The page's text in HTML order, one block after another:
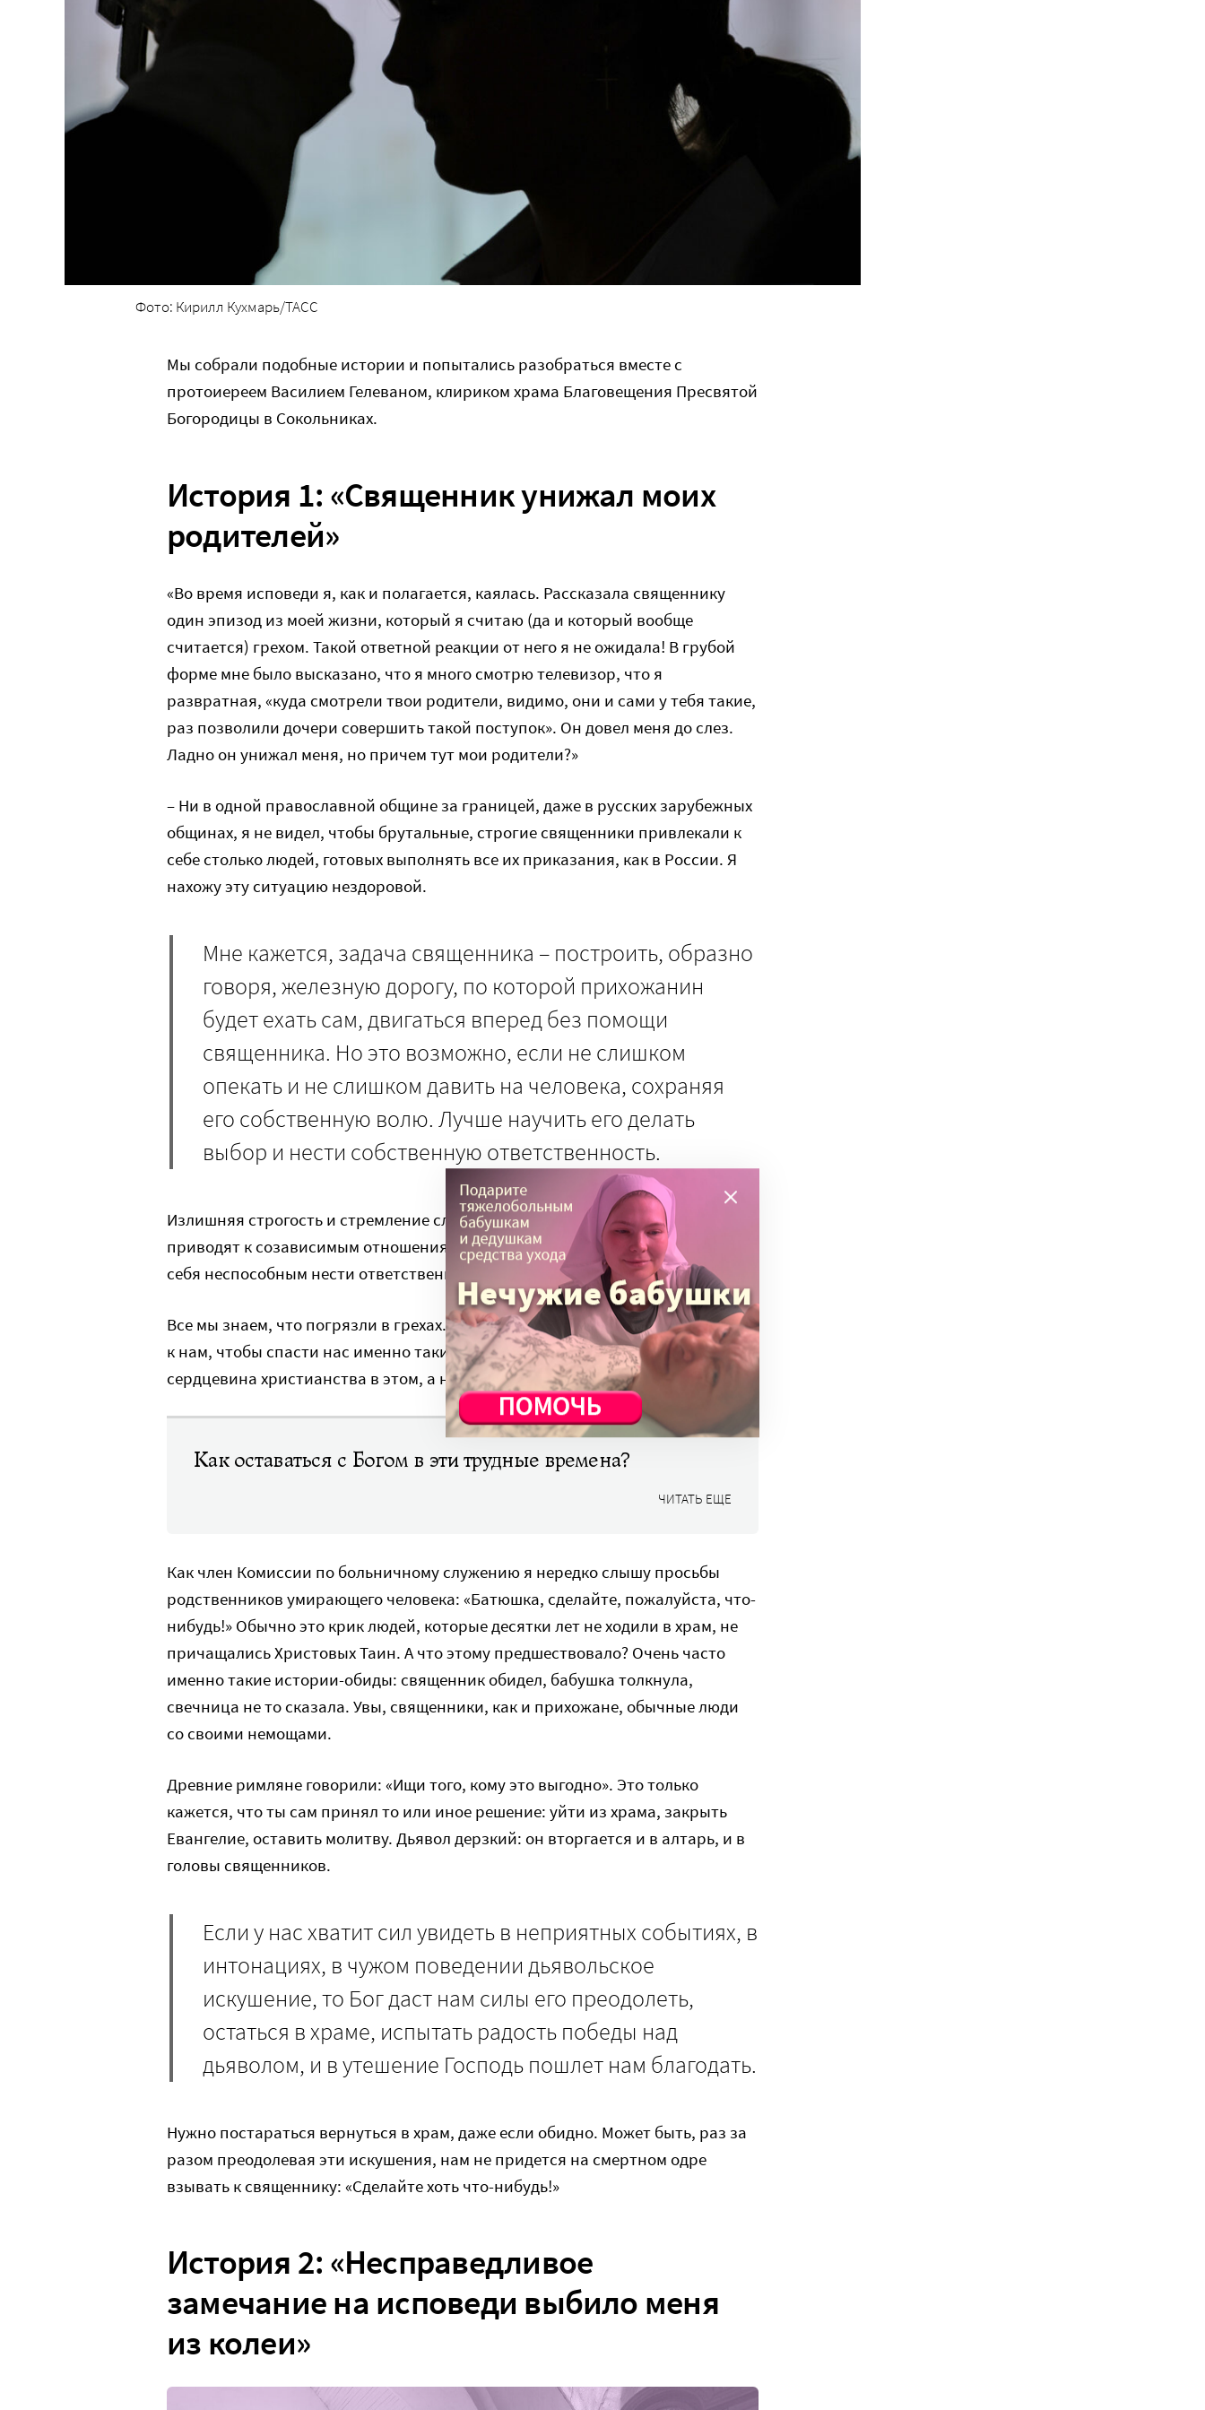
Фото: Кирилл Кухмарь/ТАСС
Мы собрали подобные истории и попытались разобраться вместе с
протоиереем Василием Гелеваном, клириком храма Благовещения Пресвятой
Богородицы в Сокольниках.
История 1: «Священник унижал моих
родителей»
«Во время исповеди я, как и полагается, каялась. Рассказала священнику
один эпизод из моей жизни, который я считаю (да и который вообще
считается) грехом. Такой ответной реакции от него я не ожидала! В грубой
форме мне было высказано, что я много смотрю телевизор, что я
развратная, «куда смотрели твои родители, видимо, они и сами у тебя такие,
раз позволили дочери совершить такой поступок». Он довел меня до слез.
Ладно он унижал меня, но причем тут мои родители?»
– Ни в одной православной общине за границей, даже в русских зарубежных
общинах, я не видел, чтобы брутальные, строгие священники привлекали к
себе столько людей, готовых выполнять все их приказания, как в России. Я
нахожу эту ситуацию нездоровой.
Мне кажется, задача священника – построить, образно
говоря, железную дорогу, по которой прихожанин
будет ехать сам, двигаться вперед без помощи
священника. Но это возможно, если не слишком
опекать и не слишком давить на человека, сохраняя
его собственную волю. Лучше научить его делать
выбор и нести собственную ответственность.
Излишняя строгость и стремление сломать человека, надавить часто
приводят к созависимым отношениям, в которых тот, кто слабее, чувствует
себя неспособным нести ответственность, а лишь исполнять приказания.
Все мы знаем, что погрязли в грехах. Но мы также знаем, что Христос пришел
к нам, чтобы спасти нас именно таких – надломленных и испорченных. И
сердцевина христианства в этом, а не в бичевании.
Как оставаться с Богом в эти трудные времена?
ЧИТАТЬ ЕЩЕ
Как член Комиссии по больничному служению я нередко слышу просьбы
родственников умирающего человека: «Батюшка, сделайте, пожалуйста, что-
нибудь!» Обычно это крик людей, которые десятки лет не ходили в храм, не
причащались Христовых Таин. А что этому предшествовало? Очень часто
именно такие истории-обиды: священник обидел, бабушка толкнула,
свечница не то сказала. Увы, священники, как и прихожане, обычные люди
со своими немощами.
Древние римляне говорили: «Ищи того, кому это выгодно». Это только
кажется, что ты сам принял то или иное решение: уйти из храма, закрыть
Евангелие, оставить молитву. Дьявол дерзкий: он вторгается и в алтарь, и в
головы священников.
Если у нас хватит сил увидеть в неприятных событиях, в
интонациях, в чужом поведении дьявольское
искушение, то Бог даст нам силы его преодолеть,
остаться в храме, испытать радость победы над
дьяволом, и в утешение Господь пошлет нам благодать.
Нужно постараться вернуться в храм, даже если обидно. Может быть, раз за
разом преодолевая эти искушения, нам не придется на смертном одре
взывать к священнику: «Сделайте хоть что-нибудь!»
История 2: «Несправедливое
замечание на исповеди выбило меня
из колеи»